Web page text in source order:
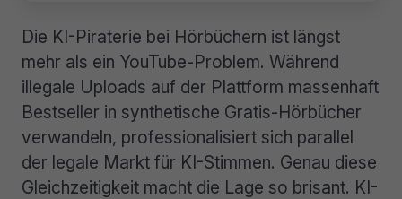
Die KI-Piraterie bei Hörbüchern ist längst
mehr als ein YouTube-Problem. Während
illegale Uploads auf der Plattform massenhaft
Bestseller in synthetische Gratis-Hörbücher
verwandeln, professionalisiert sich parallel
der legale Markt für KI-Stimmen. Genau diese
Gleichzeitigkeit macht die Lage so brisant. KI-